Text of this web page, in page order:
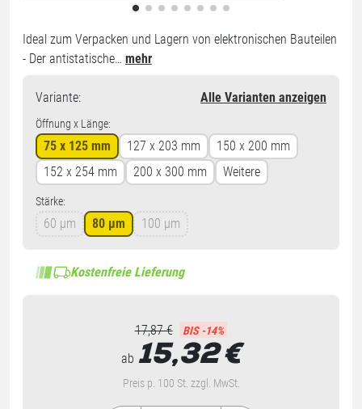
Ideal zum Verpacken und Lagern von elektronischen Bauteilen
- Der antistatische… mehr
Variante: Alle Varianten anzeigen
Öffnung x Länge:
75 x 125 mm 127 x 203 mm
150 x 200 mm
152 x 254 mm
200 x 300 mm Weitere
Stärke:
60 µm 80 µm 100 µm
Kostenfreie Lieferung
17,87 € BIS -14%
ab 15,32€
Preis p. 100 St. zzgl. MwSt.